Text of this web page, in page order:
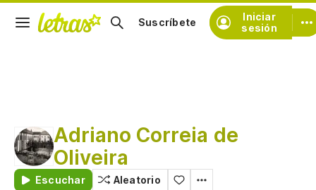
Iniciar
sesión
Suscríbete
Adriano Correia de
Oliveira
Escuchar Aleatorio